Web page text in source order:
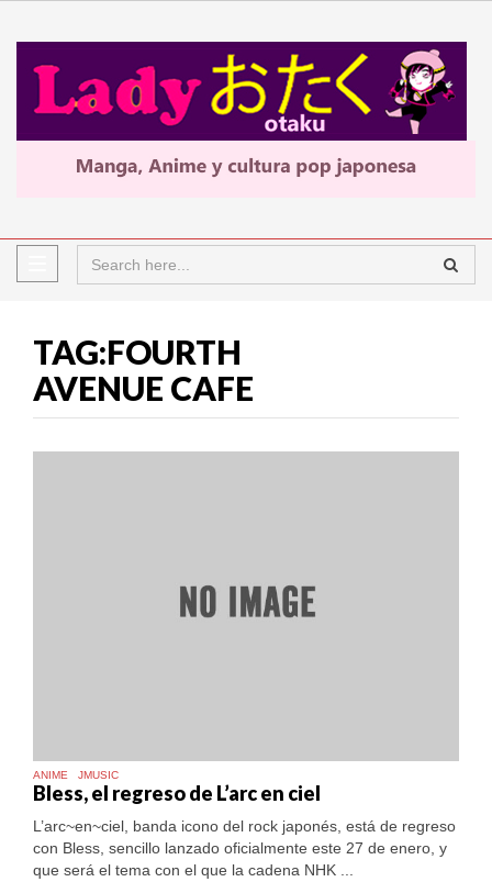
TAG:FOURTH
AVENUE CAFE
ANIME JMUSIC
Bless, el regreso de L’arc en ciel
L’arc~en~ciel, banda icono del rock japonés, está de regreso
con Bless, sencillo lanzado oficialmente este 27 de enero, y
que será el tema con el que la cadena NHK ...